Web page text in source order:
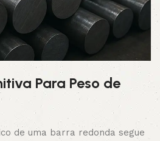
Para Peso de
de uma barra redonda segue